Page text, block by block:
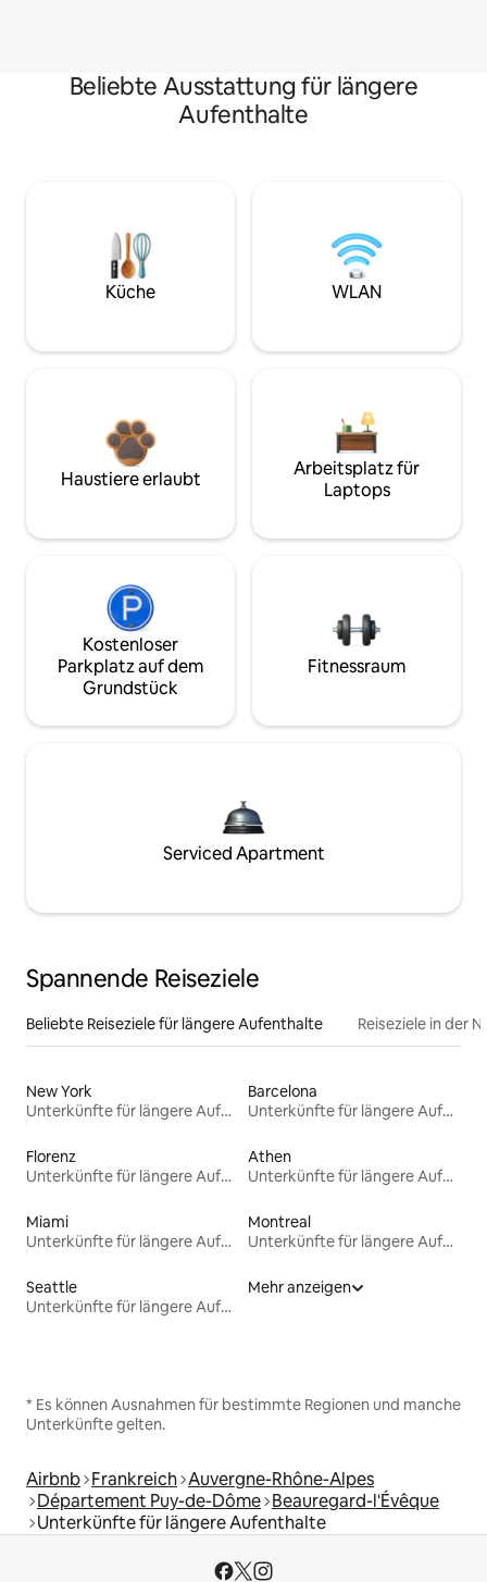
Beliebte Ausstattung für längere
Aufenthalte
Küche WLAN
Haustiere erlaubt
Arbeitsplatz für
Laptops
Kostenloser
Parkplatz auf dem
Grundstück
Fitnessraum
Serviced Apartment
Spannende Reiseziele
Beliebte Reiseziele für längere Aufenthalte Reiseziele in der
New York
Unterkünfte für längere Aufenthalte
Barcelona
Unterkünfte für längere Aufenthalte
Florenz
Unterkünfte für längere Aufenthalte
Athen
Unterkünfte für längere Aufenthalte
Miami
Unterkünfte für längere Aufenthalte
Montreal
Unterkünfte für längere Aufenthalte
Seattle
Unterkünfte für längere Aufenthalte
Mehr anzeigen
* Es können Ausnahmen für bestimmte Regionen und manche
Unterkünfte gelten.
Airbnb Frankreich Auvergne-Rhône-Alpes
Département Puy-de-Dôme Beauregard-l'Évêque
Unterkünfte für längere Aufenthalte